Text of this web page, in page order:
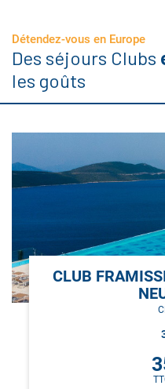
Détendez-vous en Europe
Des séjours Clubs
les goûts
CLUB